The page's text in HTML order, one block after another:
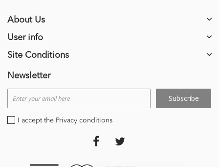
About Us
User info
Site Conditions
Newsletter
Subscribe
I accept the Privacy conditions